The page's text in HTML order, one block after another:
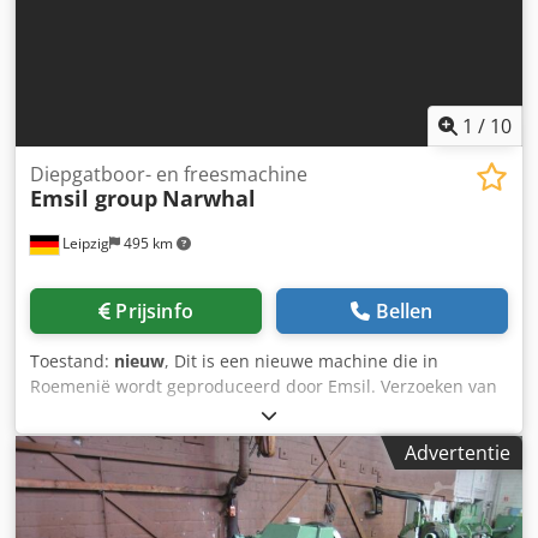
1 / 10
Leipzig 495 km
Diepgatboor- en freesmachine
Emsil group Narwhal
Prijsinfo Bellen
Toestand: nieuw, Dit is een nieuwe machine die in
Roemenië wordt geproduceerd door Emsil. Verzoeken van
klanten kunnen in aanmerking worden genomen
afhankelijk van de technische haalbaarheid en worden
vooraf gecontroleerd door het ingenieursbureau van de
fabrikant. Dcedpfxou Id H Ao Abpsk Over de spindels:
Narwhal heeft een boorspindel van gehard, getemperd en
Advertentie